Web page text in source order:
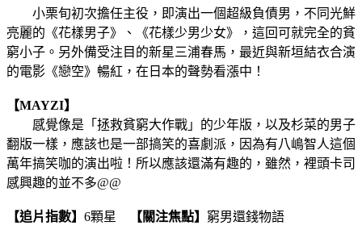
小栗旬初次擔任主役，即演出一個超級負債男，不同光鮮
亮麗的《花樣男子》、《花樣少男少女》，這回可就完全的貧
窮小子。另外備受注目的新星三浦春馬，最近與新垣結衣合演
的電影《戀空》暢紅，在日本的聲勢看漲中！
【MAYZI】
感覺像是「拯救貧窮大作戰」的少年版，以及杉菜的男子
翻版一樣，應該也是一部搞笑的喜劇派，因為有八嶋智人這個
萬年搞笑咖的演出啦！所以應該還滿有趣的，雖然，裡頭卡司
感興趣的並不多@@
【追片指數】 6顆星 【關注焦點】 窮男還錢物語